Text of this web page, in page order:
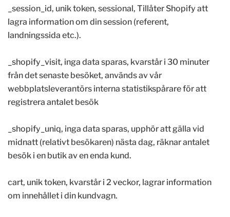
_session_id, unik token, sessional, Tillåter Shopify att
lagra information om din session (referent,
landningssida etc.).
_shopify_visit, inga data sparas, kvarstår i 30 minuter
från det senaste besöket, används av vår
webbplatsleverantörs interna statistikspårare för att
registrera antalet besök
_shopify_uniq, inga data sparas, upphör att gälla vid
midnatt (relativt besökaren) nästa dag, räknar antalet
besök i en butik av en enda kund.
cart, unik token, kvarstår i 2 veckor, lagrar information
om innehållet i din kundvagn.